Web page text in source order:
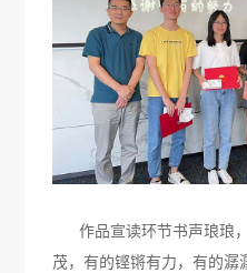
作品宣读环节书声琅琅
茂，有的铿锵有力，有的潺